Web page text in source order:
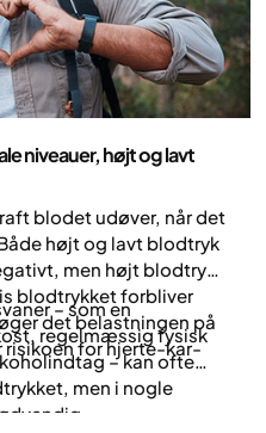
niveauer, højt og lavt
blodet udøver, når det
højt og lavt blodtryk
men højt blodtryk
blodtrykket forbliver
det belastningen på
for hjerte-kar-
– som en
regelmæssig fysisk
– kan ofte
men i nogle